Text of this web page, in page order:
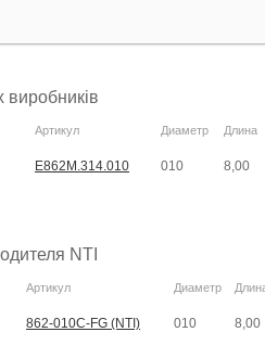
виробників
Артикул Диаметр Длина
E862M.314.010 010 8,00
NTI
Артикул Диаметр
862-010C-FG (NTI) 010 8,00